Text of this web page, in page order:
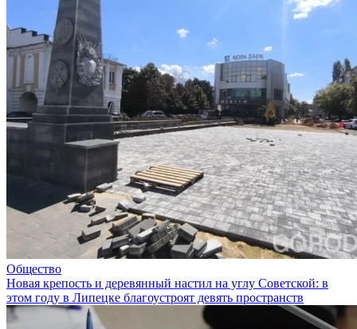
Общество
Новая крепость и деревянный настил на углу Советской: в
этом году в Липецке благоустроят девять пространств